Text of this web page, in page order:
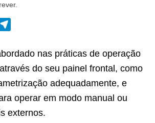
nas práticas de operação
do seu painel frontal, como
adequadamente, e
operar em modo manual ou
externos.